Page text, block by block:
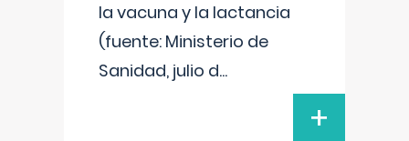
la vacuna y la lactancia
(fuente: Ministerio de
Sanidad, julio d...
+